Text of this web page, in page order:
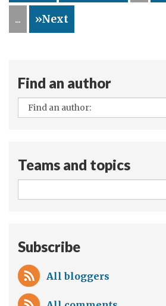
Edmund
de
... »Next
Find an author
Teams and topics
Subscribe
All bloggers